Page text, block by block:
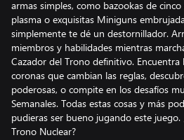
armas simples, como bazookas de
plasma o exquisitas Miniguns
simplemente te dé un destornillador.
miembros y habilidades mientras
Cazador del Trono definitivo. Encuentra
coronas que cambian las reglas,
poderosas, o compite en los desafíos
Semanales. Todas estas cosas y más
pudieras ser bueno jugando este juego.